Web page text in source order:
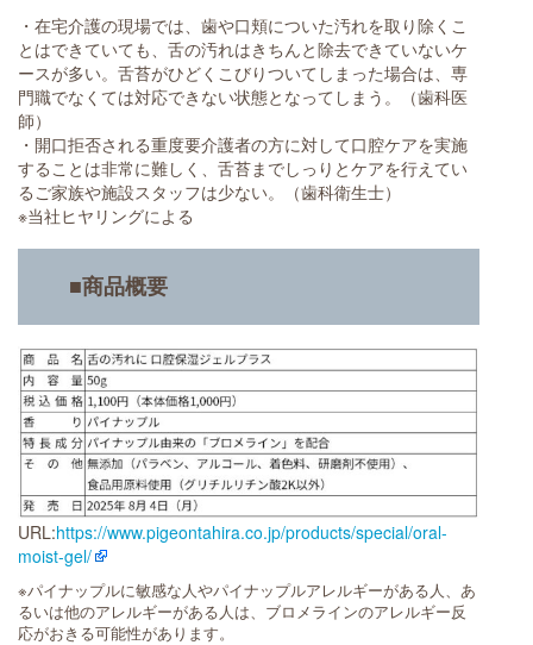
・在宅介護の現場では、歯や口頬についた汚れを取り除くこ
とはできていても、舌の汚れはきちんと除去できていないケ
ースが多い。舌苔がひどくこびりついてしまった場合は、専
門職でなくては対応できない状態となってしまう。（歯科医
師）
・開口拒否される重度要介護者の方に対して口腔ケアを実施
することは非常に難しく、舌苔までしっりとケアを行えてい
るご家族や施設スタッフは少ない。（歯科衛生士）
※当社ヒヤリングによる
■商品概要
URL:https://www.pigeontahira.co.jp/products/special/oral-
moist-gel/
※パイナップルに敏感な人やパイナップルアレルギーがある人、あ
るいは他のアレルギーがある人は、ブロメラインのアレルギー反
応がおきる可能性があります。